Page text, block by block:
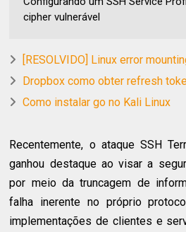
cipher vulnerável
[RESOLVIDO] Linux error
Dropbox como obter refresh
Como instalar go no Kali Linux
Recentemente, o ataque SSH
ganhou destaque ao visar a
por meio da truncagem de
falha inerente no próprio
implementações de clientes e